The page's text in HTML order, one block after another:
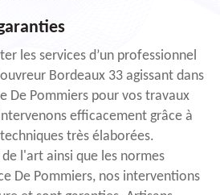
les services d’un professionnel
Bordeaux 33 agissant dans
De Pommiers pour vos travaux
efficacement grâce à
très élaborées.
de l'art ainsi que les normes
De Pommiers, nos interventions